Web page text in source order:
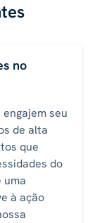
no
seu
de alta
que
do
uma
à ação